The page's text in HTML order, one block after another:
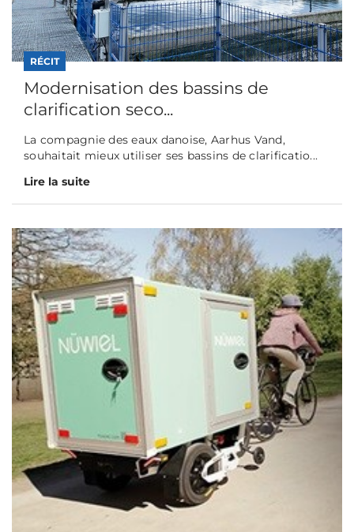
RÉCIT
Modernisation des bassins de
clarification seco...
La compagnie des eaux danoise, Aarhus Vand,
souhaitait mieux utiliser ses bassins de clarificatio...
Lire la suite